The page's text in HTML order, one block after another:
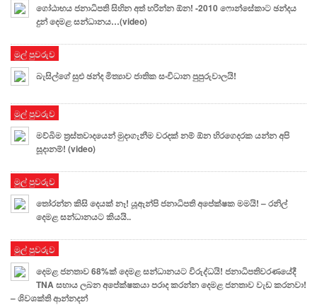
ගෝඨාභය ජනාධිපති සිහින අත් හරින්න ඕන! -2010 ෆොන්සේකාට ඡන්දය
දුන් දෙමළ සන්ධානය…(video)
මුල් පුවරුව
බැසිල්ගේ සුළු ඡන්ද මිත්‍යාව ජාතික සංවිධාන පුපුරුවාලයි!
මුල් පුවරුව
මව්බිම ත්‍රස්තවාදයෙන් මුදාගැනීම වරදක් නම් ඕන හිරගෙදරක යන්න අපි
සූදානම්! (video)
මුල් පුවරුව
තෝරන්න කිසි දෙයක් නෑ! යූඇන්පි ජනාධිපති අපේක්ෂක මමයි! – රනිල්
දෙමළ සන්ධානයට කියයි..
මුල් පුවරුව
දෙමළ ජනතාව 68%ක් දෙමළ සන්ධානයට විරුද්ධයි! ජනාධිපතිවරණයේදී
TNA සහාය ලබන අපේක්ෂකයා පරාද කරන්න දෙමළ ජනතාව වැඩ කරනවා!
– ශිවශක්ති ආන්නදන්